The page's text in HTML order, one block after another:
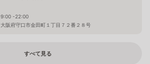
9:00 -22:00
大阪府守口市金田町１丁目７２番２８号
すべて見る